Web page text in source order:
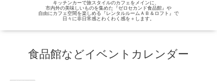
キッチンカーで旅スタイルのカフェをメインに、
市内外の美味しいものを集めた『ゼロセカンド食品館』や
自由にカフェ空間を楽しめる『レンタルルームＡＢ＆ロフト』で
日々に非日常感とわくわく感を＋します。
食品館などイベントカレンダー